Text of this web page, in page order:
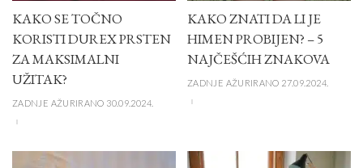
KAKO SE TOČNO
KORISTI DUREX PRSTEN
ZA MAKSIMALNI
UŽITAK?
ZADNJE AŽURIRANO 30.09.2024.
KAKO ZNATI DA LI JE
HIMEN PROBIJEN? – 5
NAJČEŠĆIH ZNAKOVA
ZADNJE AŽURIRANO 27.09.2024.